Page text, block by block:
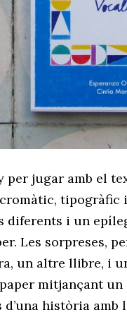
per jugar amb el
i un
Les sorpreses,
un altre llibre, i
mitjançant un
història amb